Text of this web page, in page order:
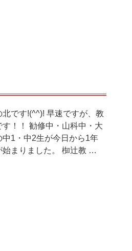
です!(^^)! 早速ですが、教
！！ 勧修中・山科中・大
1・中2生が今日から1年
始まりました。 椥辻教 …